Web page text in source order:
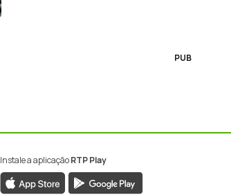
PUB
Instale a aplicaçãoRTP Play